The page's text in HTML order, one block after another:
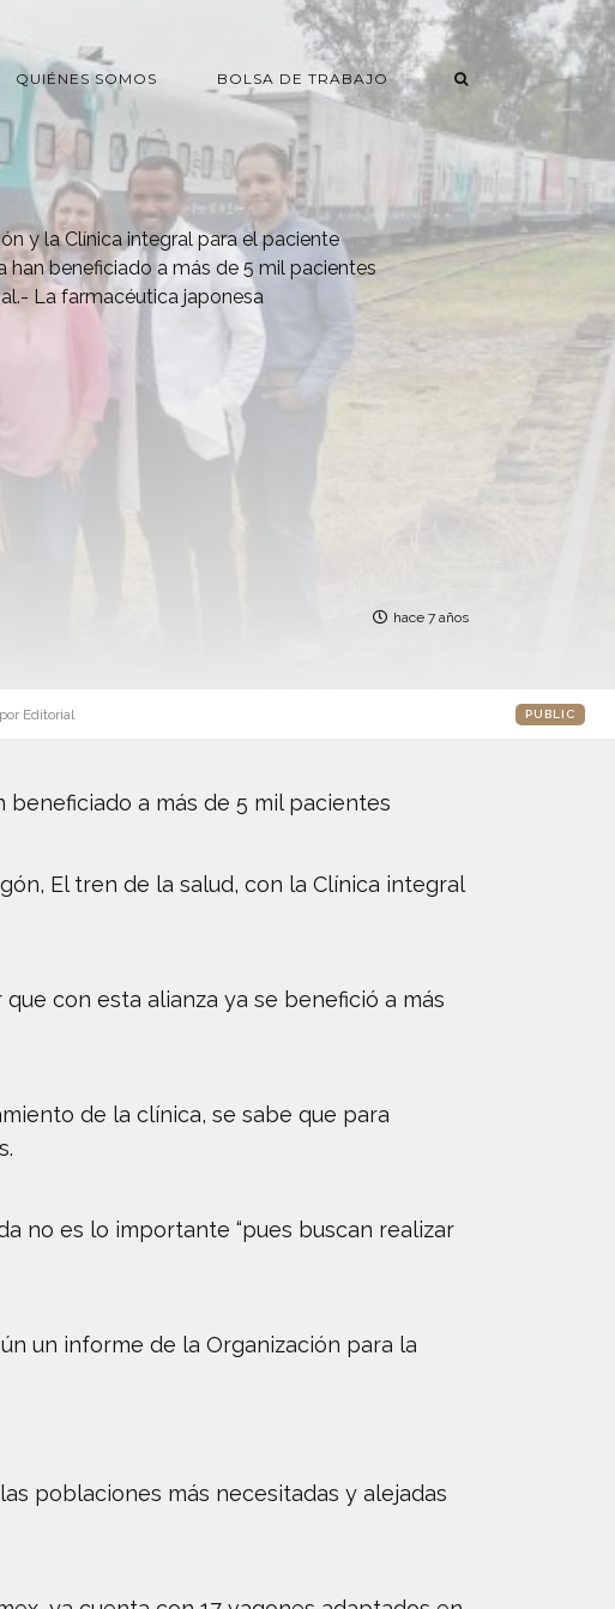
QUIÉNES SOMOS BOLSA DE TRABAJO
y la Clínica integral para el paciente
han beneficiado a más de 5 mil pacientes
La farmacéutica japonesa
hace 7 años
por Editorial PUBLIC
beneficiado a más de 5 mil pacientes
El tren de la salud, con la Clínica integral
con esta alianza ya se benefició a más
de la clínica, se sabe que para
no es lo importante “pues buscan realizar
un informe de la Organización para la
poblaciones más necesitadas y alejadas